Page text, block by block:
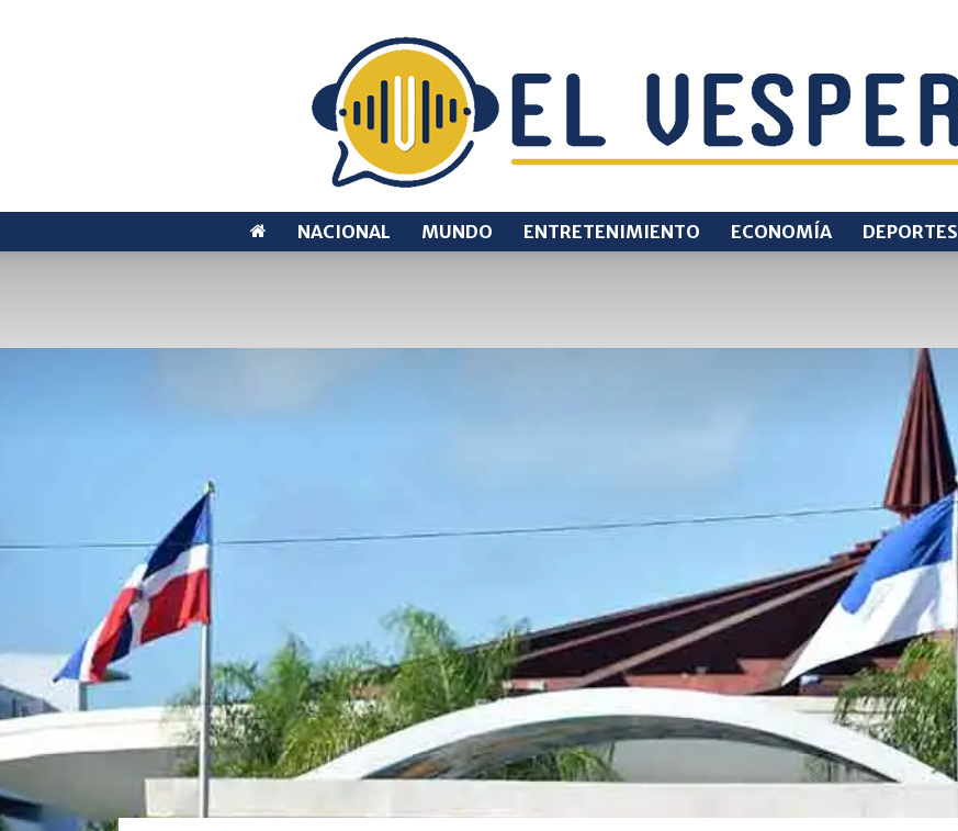
NACIONAL MUNDO ENTRETENIMIENTO ECONOMÍA DEPORTES